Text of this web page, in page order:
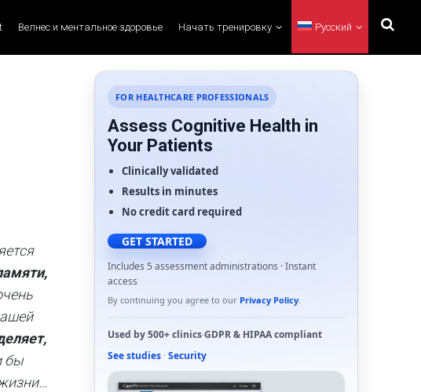
Велнес и ментальное здоровье Начать тренировку Русский
бы
FOR HEALTHCARE PROFESSIONALS
Assess Cognitive Health in
Your Patients
Clinically validated
Results in minutes
No credit card required
GET STARTED
Includes 5 assessment administrations · Instant
access
By continuing you agree to our Privacy Policy.
Used by500+ clinics·GDPR& HIPAAcompliant
See studies · Security